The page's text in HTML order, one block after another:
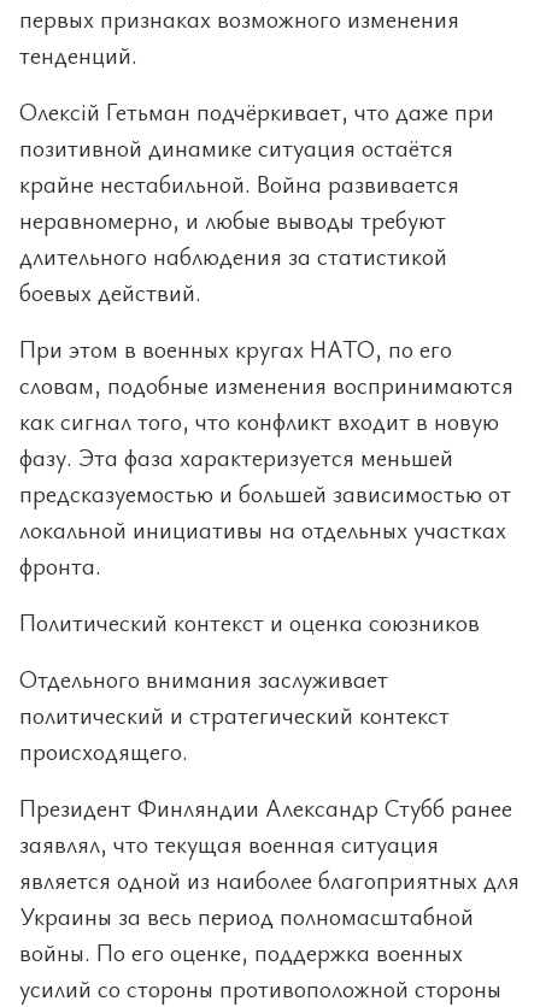
первых признаках возможного изменения
тенденций.
Олексій Гетьман подчёркивает, что даже при
позитивной динамике ситуация остаётся
крайне нестабильной. Война развивается
неравномерно, и любые выводы требуют
длительного наблюдения за статистикой
боевых действий.
При этом в военных кругах НАТО, по его
словам, подобные изменения воспринимаются
как сигнал того, что конфликт входит в новую
фазу. Эта фаза характеризуется меньшей
предсказуемостью и большей зависимостью от
локальной инициативы на отдельных участках
фронта.
Политический контекст и оценка союзников
Отдельного внимания заслуживает
политический и стратегический контекст
происходящего.
Президент Финляндии Александр Стубб ранее
заявлял, что текущая военная ситуация
является одной из наиболее благоприятных для
Украины за весь период полномасштабной
войны. По его оценке, поддержка военных
усилий со стороны противоположной стороны